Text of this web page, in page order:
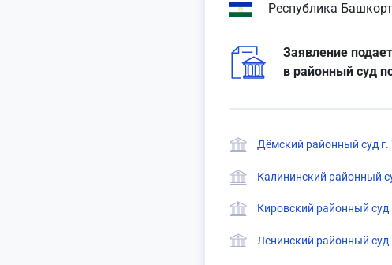
Республика
Заявление
в районный суд
Дёмский районный суд
Калининский районный
Кировский районный
Ленинский районный